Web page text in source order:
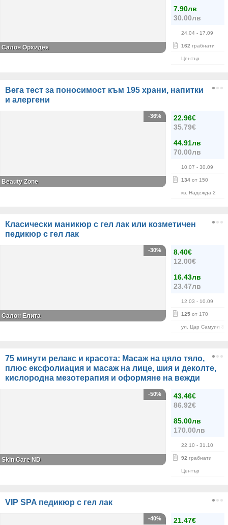
7.90лв
30.00лв
24.04 - 17.09
162 грабнати
Център
Салон Орхидея
Вега тест за поносимост към 195 храни, напитки
и алергени
22.96€
35.79€
44.91лв
70.00лв
10.07 - 30.09
134 от 150
кв. Надежда 2
-36%
Beauty Zone
Класически маникюр с гел лак или козметичен
педикюр с гел лак
8.40€
12.00€
16.43лв
23.47лв
12.03 - 10.09
125 от 170
ул. Цар Самуил 84
-30%
Салон Елита
75 минути релакс и красота: Масаж на цяло тяло,
плюс ексфолиация и масаж на лице, шия и деколте,
кислородна мезотерапия и оформяне на вежди
43.46€
86.92€
85.00лв
170.00лв
22.10 - 31.10
92 грабнати
Център
-50%
Skin Care ND
VIP SPA педикюр с гел лак
21.47€
-40%